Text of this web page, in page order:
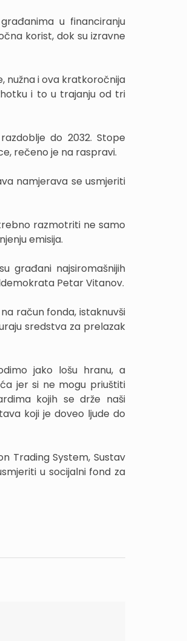
u financiranju
korist, dok su izravne
nužna i ova kratkoročnija
i to u trajanju od tri
do 2032. Stope
rečeno je na raspravi.
namjerava se usmjeriti
razmotriti ne samo
emisija.
građani najsiromašnijih
Petar Vitanov.
račun fonda, istaknuvši
sredstva za prelazak
jako lošu hranu, a
jer si ne mogu priuštiti
kojih se drže naši
koji je doveo ljude do
Trading System, Sustav
u socijalni fond za